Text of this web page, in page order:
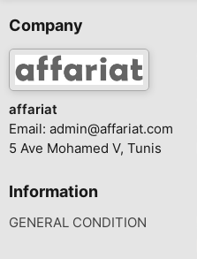
Company
affariat
Email: admin@affariat.com
5 Ave Mohamed V, Tunis
Information
GENERAL CONDITION